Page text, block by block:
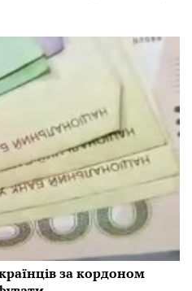
за кордоном